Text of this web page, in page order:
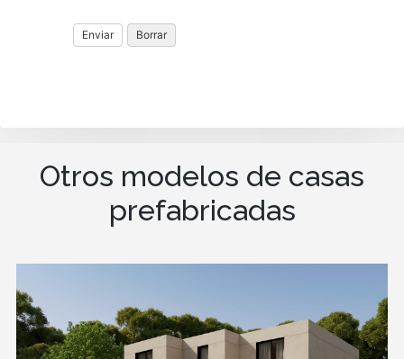
Otros modelos de casas
prefabricadas